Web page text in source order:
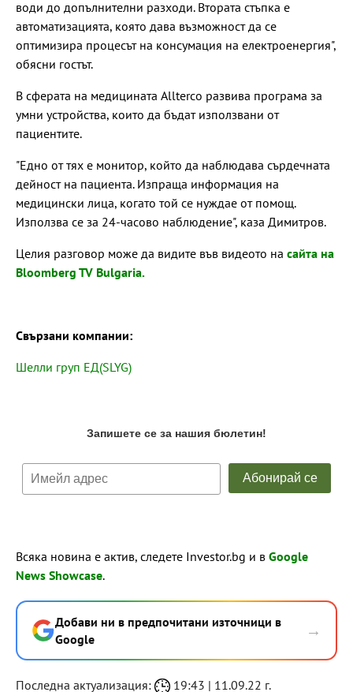
води до допълнителни разходи. Втората стъпка е
автоматизацията, която дава възможност да се
оптимизира процесът на консумация на електроенергия",
обясни гостът.
В сферата на медицината Allterco развива програма за
умни устройства, които да бъдат използвани от
пациентите.
"Едно от тях е монитор, който да наблюдава сърдечната
дейност на пациента. Изпраща информация на
медицински лица, когато той се нуждае от помощ.
Използва се за 24-часово наблюдение", каза Димитров.
Целия разговор може да видите във видеото на сайта на
Bloomberg TV Bulgaria.
Свързани компании:
Шелли груп ЕД(SLYG)
Всяка новина е актив, следете Investor.bg и в Google
News Showcase.
Добави ни в предпочитани източници в
Google
→
Последна актуализация: 19:43 | 11.09.22 г.